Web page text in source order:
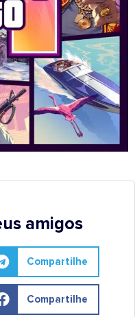
amigos
Compartilhe
Compartilhe